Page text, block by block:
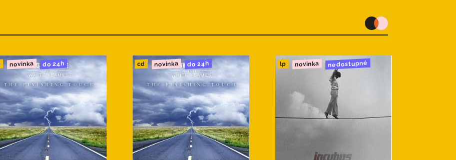
novinka do 24h cd novinka do 24h lp novinka nedostupné